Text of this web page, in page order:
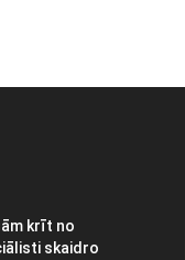
krīt no
skaidro